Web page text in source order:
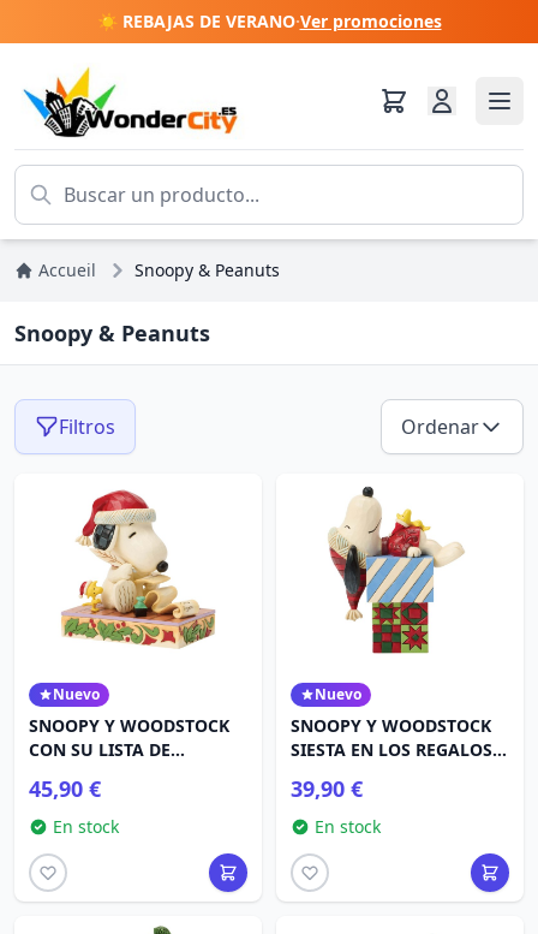
☀️ REBAJAS DE VERANO·Ver promociones
Accueil Snoopy & Peanuts
Snoopy & Peanuts
Filtros Ordenar
Nuevo
SNOOPY Y WOODSTOCK
CON SU LISTA DE
45,90 €
En stock
Nuevo
SNOOPY Y WOODSTOCK
SIESTA EN LOS REGALOS -
39,90 €
En stock